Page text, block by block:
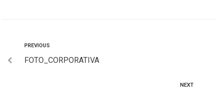
PREVIOUS
FOTO_CORPORATIVA
NEXT